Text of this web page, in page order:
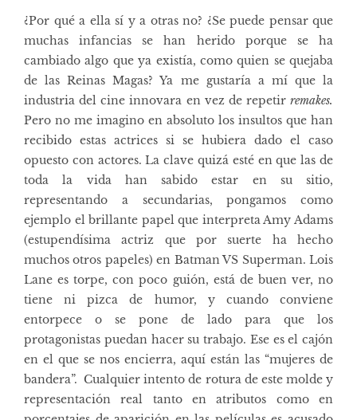
¿Por qué a ella sí y a otras no? ¿Se puede pensar que
muchas infancias se han herido porque se ha
cambiado algo que ya existía, como quien se quejaba
de las Reinas Magas? Ya me gustaría a mí que la
industria del cine innovara en vez de repetir remakes.
Pero no me imagino en absoluto los insultos que han
recibido estas actrices si se hubiera dado el caso
opuesto con actores. La clave quizá esté en que las de
toda la vida han sabido estar en su sitio,
representando a secundarias, pongamos como
ejemplo el brillante papel que interpreta Amy Adams
(estupendísima actriz que por suerte ha hecho
muchos otros papeles) en Batman VS Superman. Lois
Lane es torpe, con poco guión, está de buen ver, no
tiene ni pizca de humor, y cuando conviene
entorpece o se pone de lado para que los
protagonistas puedan hacer su trabajo. Ese es el cajón
en el que se nos encierra, aquí están las “mujeres de
bandera”. Cualquier intento de rotura de este molde y
representación real tanto en atributos como en